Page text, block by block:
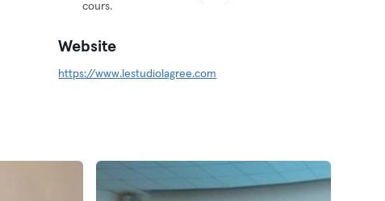
cours.
Website
https://www.lestudiolagree.com